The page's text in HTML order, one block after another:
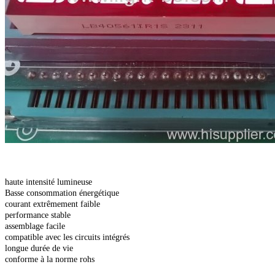
haute intensité lumineuse
Basse consommation énergétique
courant extrêmement faible
performance stable
assemblage facile
compatible avec les circuits intégrés
longue durée de vie
conforme à la norme rohs